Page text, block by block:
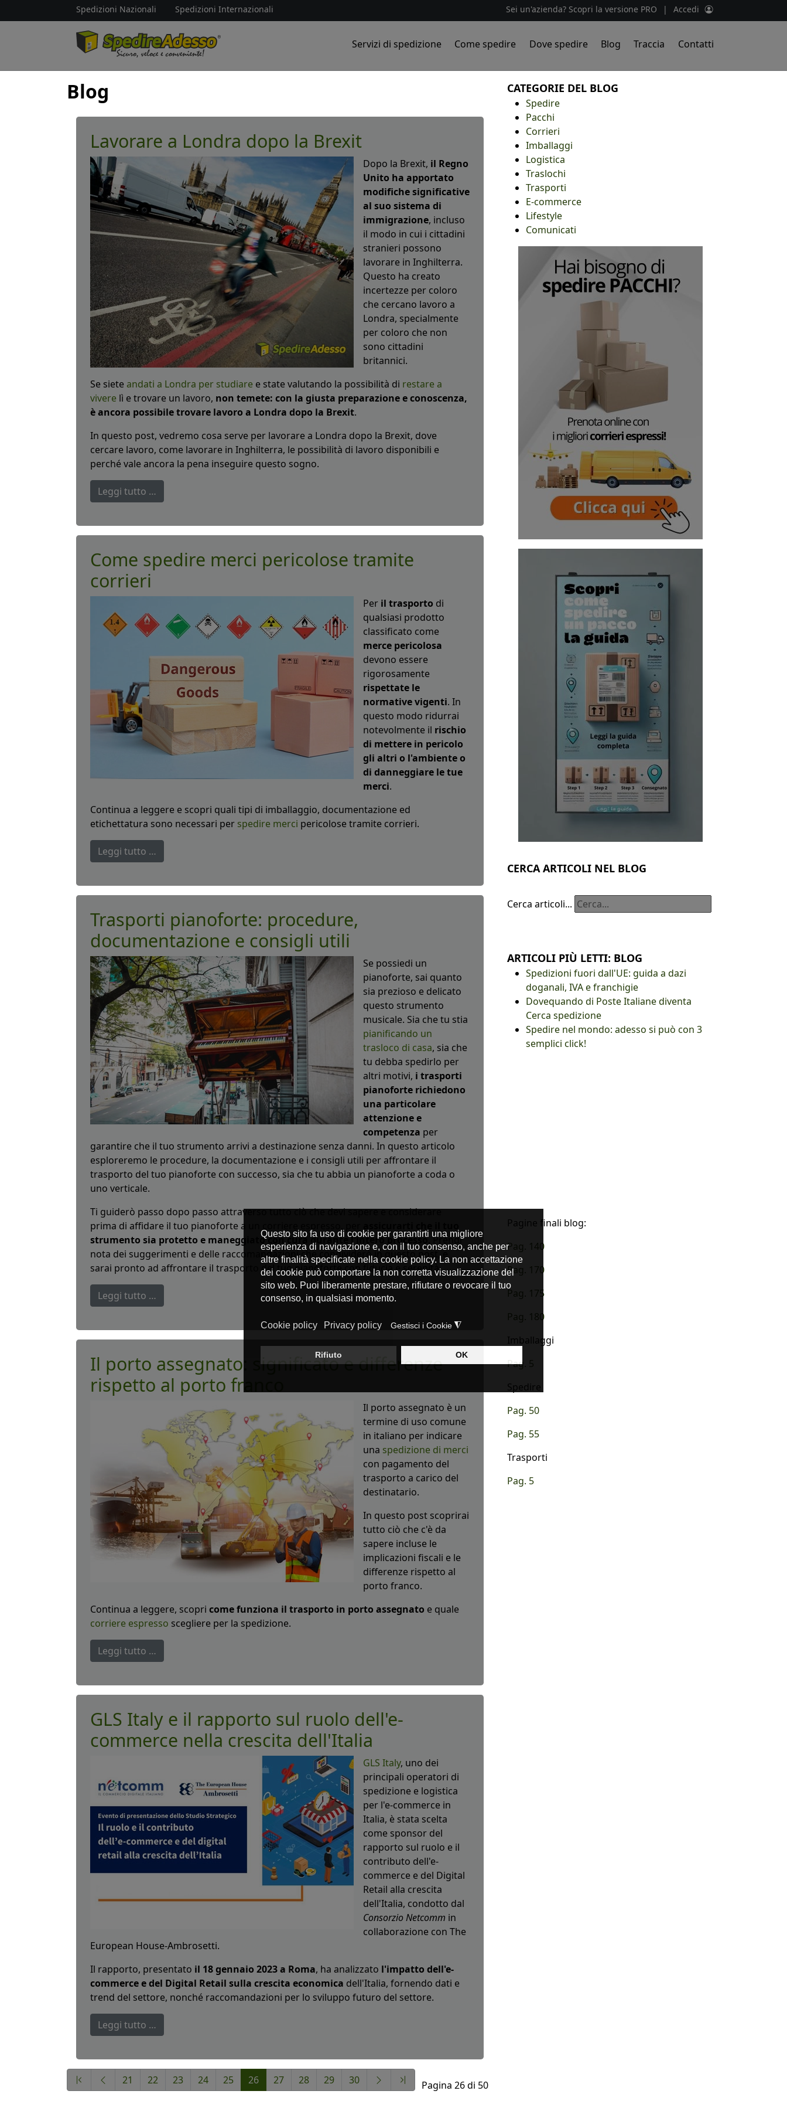
Spedizioni Nazionali Spedizioni Internazionali Sei un'azienda? Scopri la versione PRO | Accedi
Servizi di spedizione Come spedire Dove spedire Blog Traccia Contatti
Blog
Lavorare a Londra dopo la Brexit
Dopo la Brexit, il Regno
Unito ha apportato
modifiche significative
al suo sistema di
immigrazione, incluso
il modo in cui i cittadini
stranieri possono
lavorare in Inghilterra.
Questo ha creato
incertezze per coloro
che cercano lavoro a
Londra, specialmente
per coloro che non
sono cittadini
britannici.
Se sieteandati a Londra per studiare e state valutando la possibilità di restare a
vivere lì e trovare un lavoro, non temete: con la giusta preparazione e conoscenza,
è ancora possibile trovare lavoro a Londra dopo la Brexit.
In questo post, vedremo cosa serve per lavorare a Londra dopo la Brexit, dove
cercare lavoro, come lavorare in Inghilterra, le possibilità di lavoro disponibili e
perché vale ancora la pena inseguire questo sogno.
Leggi tutto …
Come spedire merci pericolose tramite
corrieri
Per il trasporto di
qualsiasi prodotto
classificato come
merce pericolosa
devono essere
rigorosamente
rispettate le
normative vigenti. In
questo modo ridurrai
notevolmente il rischio
di mettere in pericolo
gli altri o l'ambiente o
di danneggiare le tue
merci.
Continua a leggere e scopri quali tipi di imballaggio, documentazione ed
etichettatura sono necessari per spedire merci pericolose tramite corrieri.
Leggi tutto …
Trasporti pianoforte: procedure,
documentazione e consigli utili
Se possiedi un
pianoforte, sai quanto
sia prezioso e delicato
questo strumento
musicale. Sia che tu stia
pianificando un
trasloco di casa, sia che
tu debba spedirlo per
altri motivi, i trasporti
pianoforte richiedono
una particolare
attenzione e
competenza per
garantire che il tuo strumento arrivi a destinazione senza danni. In questo articolo
esploreremo le procedure, la documentazione e i consigli utili per affrontare il
trasporto del tuo pianoforte con successo, sia che tu abbia un pianoforte a coda o
uno verticale.
Ti guiderò passo dopo passo attraverso tutto ciò che devi sapere e considerare
prima di affidare il tuo pianoforte a un corriere espresso, per
strumento sia protetto e maneggiato con cura durante l'intero processo. Prendi
nota dei suggerimenti e delle raccomandazioni che condividerò in questo post, e
sarai pronto ad affrontare il trasporto del tuo pianoforte con fiducia e serenità.
Leggi tutto …
Il porto assegnato: significato e differenze
rispetto al porto franco
Il porto assegnato è un
termine di uso comune
in italiano per indicare
una spedizione di merci
con pagamento del
trasporto a carico del
destinatario.
In questo post scoprirai
tutto ciò che c'è da
sapere incluse le
implicazioni fiscali e le
differenze rispetto al
porto franco.
Continua a leggere, scopri come funziona il trasporto in porto assegnato e quale
corriere espresso scegliere per la spedizione.
Leggi tutto …
GLS Italy e il rapporto sul ruolo dell'e-
commerce nella crescita dell'Italia
GLS Italy, uno dei
principali operatori di
spedizione e logistica
per l'e-commerce in
Italia, è stata scelta
come sponsor del
rapporto sul ruolo e il
contributo dell'e-
commerce e del Digital
Retail alla crescita
dell'Italia, condotto dal
Consorzio Netcomm in
collaborazione con The
European House-Ambrosetti.
Il rapporto, presentato il 18 gennaio 2023 a Roma, ha analizzato l'impatto dell'e-
commerce e del Digital Retail sulla crescita economica dell'Italia, fornendo dati e
trend del settore, nonché raccomandazioni per lo sviluppo futuro del settore.
Leggi tutto …
Pagina 26 di 50
21 22 23 24 25 26 27 28 29 30
CATEGORIE DEL BLOG
Spedire
Pacchi
Corrieri
Imballaggi
Logistica
Traslochi
Trasporti
E-commerce
Lifestyle
Comunicati
CERCA ARTICOLI NEL BLOG
Cerca articoli...
ARTICOLI PIÙ LETTI: BLOG
Spedizioni fuori dall'UE: guida a dazi
doganali, IVA e franchigie
Dovequando di Poste Italiane diventa
Cerca spedizione
Spedire nel mondo: adesso si può con 3
semplici click!
Pagine finali blog:
Pag. 140
Pag. 170
Pag. 175
Pag. 180
Imballaggi
Pag. 5
Spedire
Pag. 50
Pag. 55
Trasporti
Pag. 5